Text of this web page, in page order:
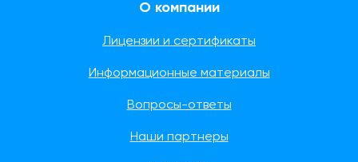
О компании
Лицензии и сертификаты
Информационные материалы
Вопросы-ответы
Наши партнеры